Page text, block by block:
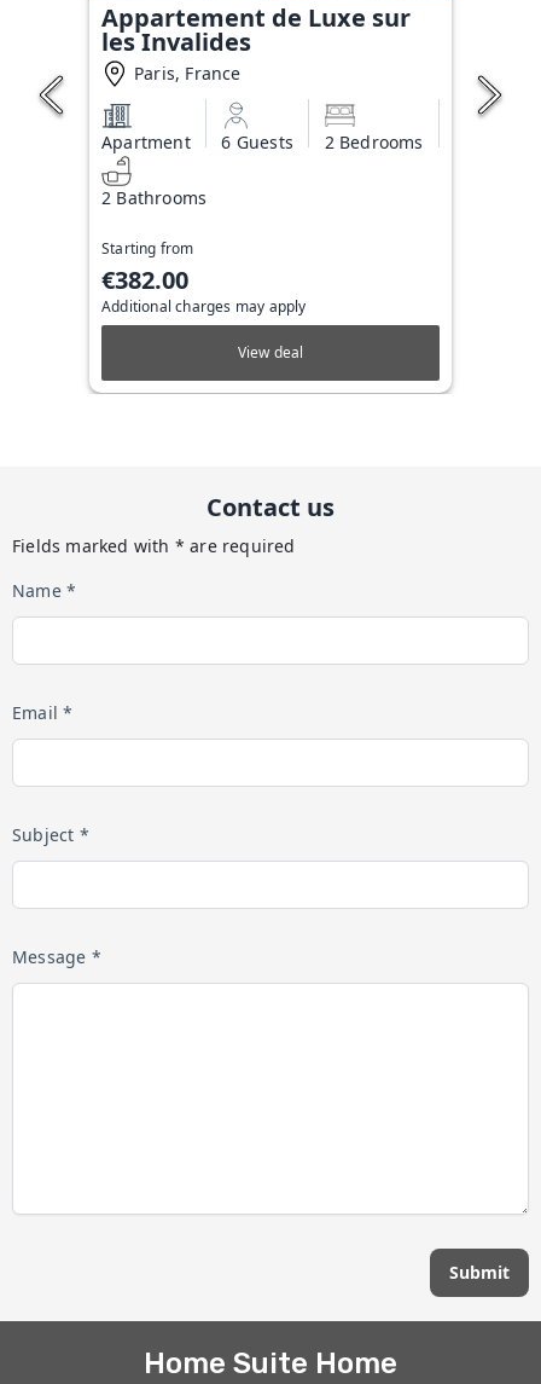
Appartement de Luxe sur
les Invalides
Paris, France
Apartment 6 Guests 2 Bedrooms
2 Bathrooms
Starting from
€382.00
Additional charges may apply
View deal
Contact us
Fields marked with * are required
Name *
Email *
Subject *
Message *
Submit
Home Suite Home